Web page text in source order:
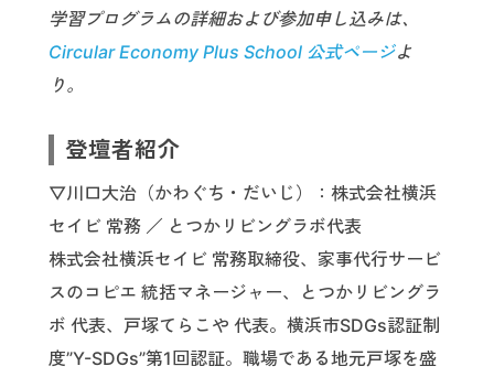
学習プログラムの詳細および参加申し込みは、
Circular Economy Plus School 公式ページよ
り。
登壇者紹介
▽川口大治（かわぐち・だいじ）：株式会社横浜
セイビ 常務 ／ とつかリビングラボ代表
株式会社横浜セイビ 常務取締役、家事代行サービ
スのコピエ 統括マネージャー、とつかリビングラ
ボ 代表、戸塚てらこや 代表。横浜市SDGs認証制
度”Y-SDGs”第1回認証。職場である地元戸塚を盛